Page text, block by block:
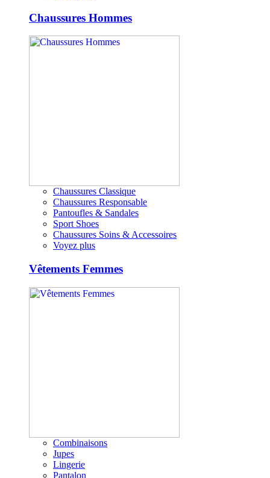
Chaussures Hommes
Chaussures Classique
Chaussures Responsable
Pantoufles & Sandales
Sport Shoes
Chaussures Soins & Accessoires
Voyez plus
Vêtements Femmes
Combinaisons
Jupes
Lingerie
Pantalon